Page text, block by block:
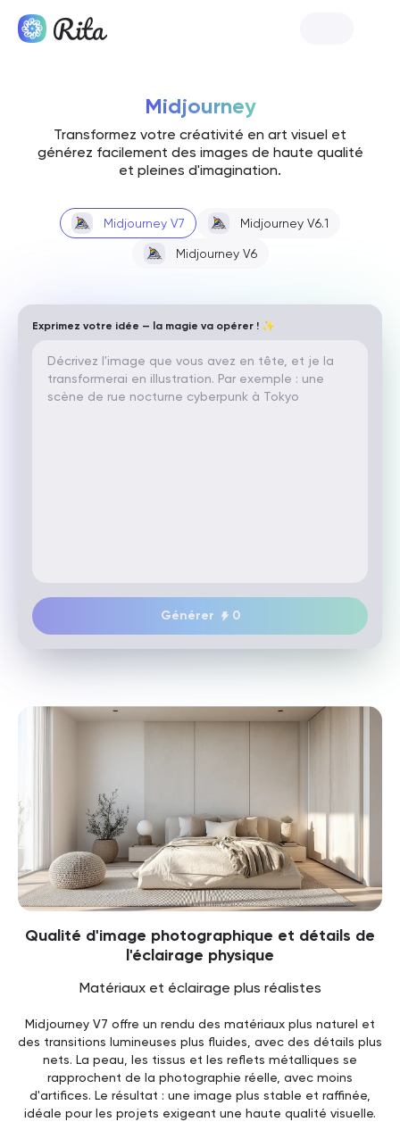
Midjourney
Transformez votre créativité en art visuel et
générez facilement des images de haute qualité
et pleines d'imagination.
Midjourney V7 Midjourney V6.1
Midjourney V6
Exprimez votre idée — la magie va opérer ! ✨
Générer 0
Qualité d'image photographique et détails de
l'éclairage physique
Matériaux et éclairage plus réalistes
Midjourney V7 offre un rendu des matériaux plus naturel et
des transitions lumineuses plus fluides, avec des détails plus
nets. La peau, les tissus et les reflets métalliques se
rapprochent de la photographie réelle, avec moins
d'artifices. Le résultat : une image plus stable et raffinée,
idéale pour les projets exigeant une haute qualité visuelle.